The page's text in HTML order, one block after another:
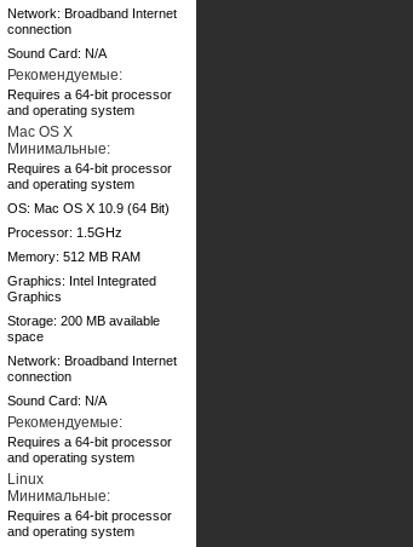
Network: Broadband Internet
connection
Sound Card: N/A
Рекомендуемые:
Requires a 64-bit processor
and operating system
Mac OS X
Минимальные:
Requires a 64-bit processor
and operating system
OS: Mac OS X 10.9 (64 Bit)
Processor: 1.5GHz
Memory: 512 MB RAM
Graphics: Intel Integrated
Graphics
Storage: 200 MB available
space
Network: Broadband Internet
connection
Sound Card: N/A
Рекомендуемые:
Requires a 64-bit processor
and operating system
Linux
Минимальные:
Requires a 64-bit processor
and operating system